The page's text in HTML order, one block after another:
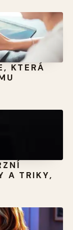
KTERÁ
A TRIKY,